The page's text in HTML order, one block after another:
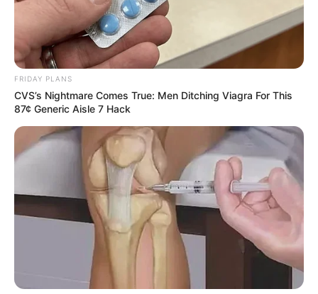
info@groza-news.info
FRIDAY PLANS
CVS’s Nightmare Comes True: Men Ditching Viagra For This
87¢ Generic Aisle 7 Hack